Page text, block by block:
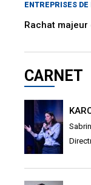
ENTREPRISES DE
Rachat
CARNET